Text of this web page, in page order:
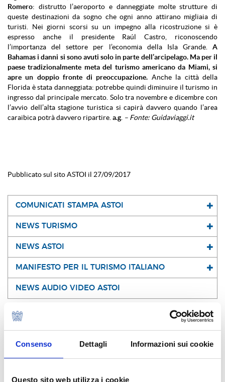
Consenso Dettagli Informazioni sui cookie
Questo sito web utilizza i cookie
Romero: distrutto l’aeroporto e danneggiate molte strutture di
queste destinazioni da sogno che ogni anno attirano migliaia di
turisti. Nei giorni scorsi su un impegno alla ricostruzione si è
espresso anche il presidente Raúl Castro, riconoscendo
l’importanza del settore per l’economia della Isla Grande. A
Bahamas i danni si sono avuti solo in parte dell’arcipelago. Ma per il
paese tradizionalmente meta del turismo americano da Miami, si
apre un doppio fronte di preoccupazione. Anche la città della
Florida è stata danneggiata: potrebbe quindi diminuire il turismo in
ingresso dal principale mercato. Solo tra novembre e dicembre con
l’avvio dell’alta stagione turistica si capirà davvero quando l’area
caraibica potrà davvero ripartire. a.g – Fonte: Guidaviaggi.it
Pubblicato sul sito ASTOI il 27/09/2017
COMUNICATI STAMPA ASTOI
NEWS TURISMO
NEWS ASTOI
MANIFESTO PER IL TURISMO ITALIANO
NEWS AUDIO VIDEO ASTOI
I NOSTRI SOCI